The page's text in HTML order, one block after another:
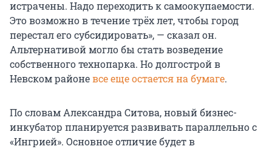
истрачены. Надо переходить к самоокупаемости.
Это возможно в течение трёх лет, чтобы город
перестал его субсидировать», — сказал он.
Альтернативой могло бы стать возведение
собственного технопарка. Но долгострой в
Невском районевсе еще остается на бумаге.
По словам Александра Ситова, новый бизнес-
инкубатор планируется развивать параллельно с
«Ингрией». Основное отличие будет в